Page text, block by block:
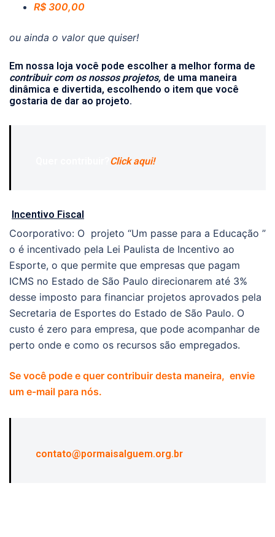
R$ 300,00
ou ainda o valor que quiser!
Em nossa loja você pode escolher a melhor forma de
contribuir com os nossos projetos, de uma maneira
dinâmica e divertida, escolhendo o item que você
gostaria de dar ao projeto.
Click aqui!
Incentivo Fiscal
Coorporativo: O projeto “Um passe para a Educação ”
o é incentivado pela Lei Paulista de Incentivo ao
Esporte, o que permite que empresas que pagam
ICMS no Estado de São Paulo direcionarem até 3%
desse imposto para financiar projetos aprovados pela
Secretaria de Esportes do Estado de São Paulo. O
custo é zero para empresa, que pode acompanhar de
perto onde e como os recursos são empregados.
Se você pode e quer contribuir desta maneira, envie
um e-mail para nós.
contato@pormaisalguem.org.br